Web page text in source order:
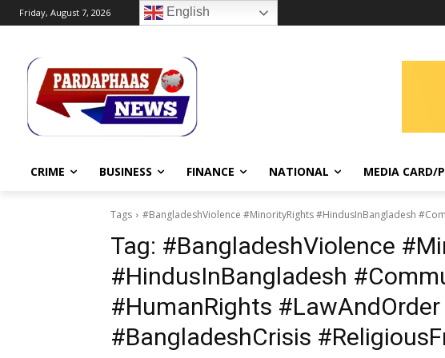
Friday, August 7, 2026 English
CRIME BUSINESS FINANCE NATIONAL MEDIA CARD/
Tags #BangladeshViolence #MinorityRights #HindusInBangladesh
Tag: #BangladeshViolence
#HindusInBangladesh
#HumanRights
#BangladeshCrisis